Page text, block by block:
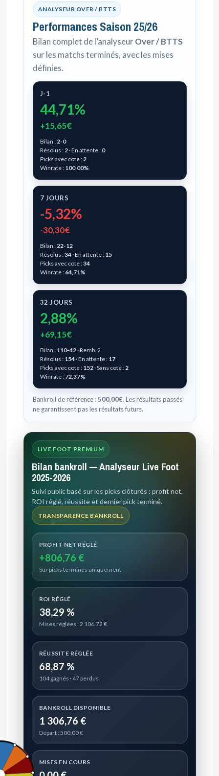
ANALYSEUR OVER / BTTS
Performances Saison 25/26
Bilan complet de l’analyseurOver / BTTS
sur les matchs terminés, avec les mises
définies.
J-1
44,71%
+15,65€
Bilan : 2-0
Résolus : 2· En attente : 0
Picks avec cote : 2
Winrate : 100,00%
7 JOURS
-5,32%
-30,30€
Bilan : 22-12
Résolus :34· En attente : 15
Picks avec cote :34
Winrate : 64,71%
32 JOURS
2,88%
+69,15€
Bilan : 110-42· Remb. 2
Résolus : 154· En attente : 17
Picks avec cote : 152· Sans cote : 2
Winrate : 72,37%
Bankroll de référence :500,00€. Les résultats passés
ne garantissent pas les résultats futurs.
LIVE FOOT PREMIUM
Bilan bankroll — Analyseur Live Foot
2025-2026
Suivi public basé sur les picks clôturés : profit net,
ROI réglé, réussite et dernier pick terminé.
TRANSPARENCE BANKROLL
PROFIT NET RÉGLÉ
+806,76 €
Sur picks terminés uniquement
ROI RÉGLÉ
38,29 %
Mises réglées : 2 106,72 €
RÉUSSITE RÉGLÉE
68,87 %
104 gagnés · 47 perdus
BANKROLL DISPONIBLE
1 306,76 €
Départ : 500,00 €
MISES EN COURS